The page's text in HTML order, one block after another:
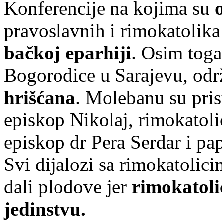
Konferencije na kojima su
pravoslavnih i
bačkoj eparhiji. Osim
Bogorodice u Sarajevu,
hrišćana. Molebanu su
episkop Nikolaj,
episkop dr Pera Serdar i
Svi dijalozi sa
dali plodove jer
jedinstvu.